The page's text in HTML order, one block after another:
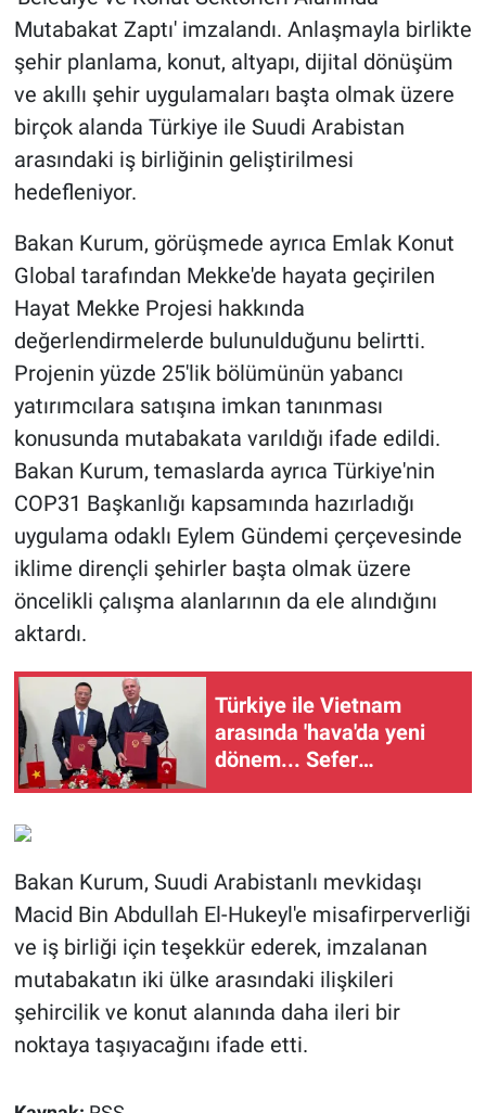
Mutabakat Zaptı' imzalandı. Anlaşmayla birlikte
şehir planlama, konut, altyapı, dijital dönüşüm
ve akıllı şehir uygulamaları başta olmak üzere
birçok alanda Türkiye ile Suudi Arabistan
arasındaki iş birliğinin geliştirilmesi
hedefleniyor.
Bakan Kurum, görüşmede ayrıca Emlak Konut
Global tarafından Mekke'de hayata geçirilen
Hayat Mekke Projesi hakkında
değerlendirmelerde bulunulduğunu belirtti.
Projenin yüzde 25'lik bölümünün yabancı
yatırımcılara satışına imkan tanınması
konusunda mutabakata varıldığı ifade edildi.
Bakan Kurum, temaslarda ayrıca Türkiye'nin
COP31 Başkanlığı kapsamında hazırladığı
uygulama odaklı Eylem Gündemi çerçevesinde
iklime dirençli şehirler başta olmak üzere
öncelikli çalışma alanlarının da ele alındığını
aktardı.
Türkiye ile Vietnam
arasında 'hava'da yeni
dönem... Sefer
Bakan Kurum, Suudi Arabistanlı mevkidaşı
Macid Bin Abdullah El-Hukeyl'e misafirperverliği
ve iş birliği için teşekkür ederek, imzalanan
mutabakatın iki ülke arasındaki ilişkileri
şehircilik ve konut alanında daha ileri bir
noktaya taşıyacağını ifade etti.